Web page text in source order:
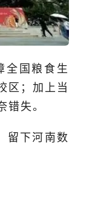
全国粮食生
区；加上当
失。
留下河南数